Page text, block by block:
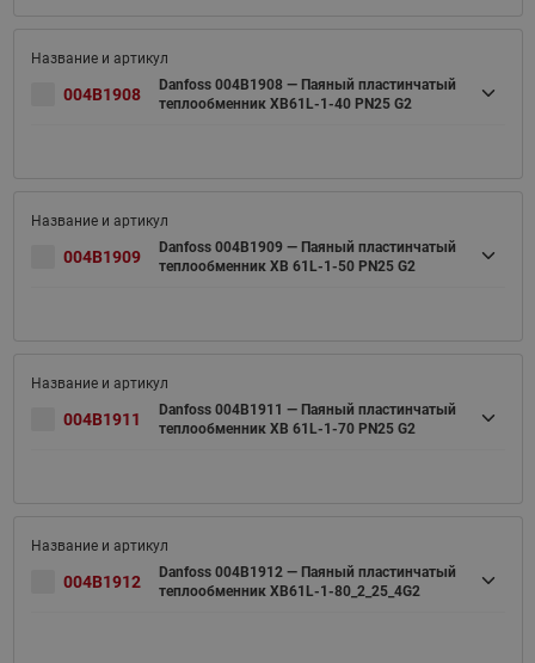
004B1908
Danfoss 004B1908 — Паяный пластинчатый
теплообменник XB61L-1-40 PN25 G2
004B1909
Danfoss 004B1909 — Паяный пластинчатый
теплообменник XB 61L-1-50 PN25 G2
004B1911
Danfoss 004B1911 — Паяный пластинчатый
теплообменник XB 61L-1-70 PN25 G2
004B1912
Danfoss 004B1912 — Паяный пластинчатый
теплообменник XB61L-1-80_2_25_4G2